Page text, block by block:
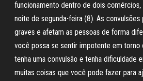
funcionamento dentro de dois comércios,
noite de segunda-feira (8). As
graves e afetam as pessoas de forma
você possa se sentir impotente em torno
tenha uma convulsão e tenha dificuldade
muitas coisas que você pode fazer para